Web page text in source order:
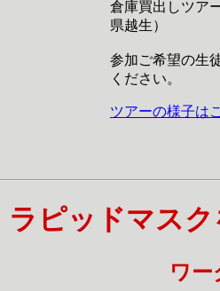
倉庫買出しツア
県越生）
参加ご希望の生
ください。
ツアーの様子は
ラピッドマス
ワ